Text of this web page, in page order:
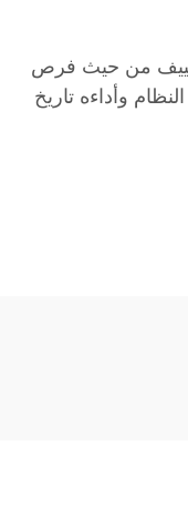
من حيث فرص
وأداءه تاريخ
الأفران والقنوات